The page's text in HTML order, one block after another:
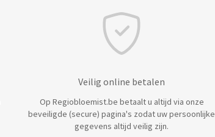
Veilig online betalen
Op Regiobloemist.be betaalt u altijd via onze
beveiligde (secure) pagina's zodat uw persoonlijke
gegevens altijd veilig zijn.